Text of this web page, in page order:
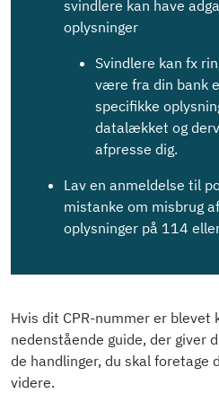
svindlere kan have
oplysninger
Svindlere kan fx
være fra din bank
specifikke
datalækket og
afpresse dig.
Lav en anmeldelse til
mistanke om misbrug
oplysninger på 114
Hvis dit CPR-nummer er
nedenstående guide, der giver
de handlinger, du skal foretage
videre.